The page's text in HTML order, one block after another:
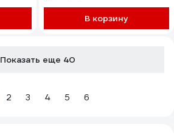
В корзину
Показать еще 40
2 3 4 5 6